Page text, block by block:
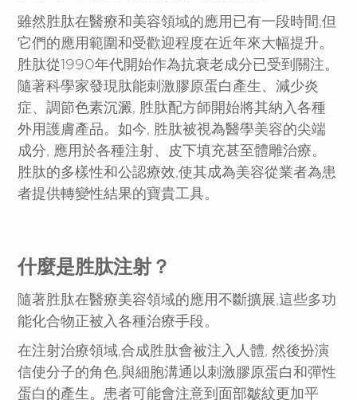
雖然胜肽在醫療和美容領域的應用已有一段時間,但
它們的應用範圍和受歡迎程度在近年來大幅提升。
胜肽從1990年代開始作為抗衰老成分已受到關注。
隨著科學家發現肽能刺激膠原蛋白產生、減少炎
症、調節色素沉澱, 胜肽配方師開始將其納入各種
外用護膚產品。如今, 胜肽被視為醫學美容的尖端
成分, 應用於各種注射、皮下填充甚至體雕治療。
胜肽的多樣性和公認療效,使其成為美容從業者為患
者提供轉變性結果的寶貴工具。
什麼是胜肽注射？
隨著胜肽在醫療美容領域的應用不斷擴展,這些多功
能化合物正被入各種治療手段。
在注射治療領域,合成胜肽會被注入人體, 然後扮演
信使分子的角色,與細胞溝通以刺激膠原蛋白和彈性
蛋白的產生。患者可能會注意到面部皺紋更加平